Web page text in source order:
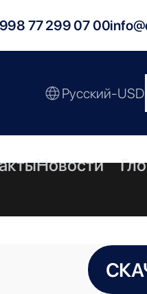
77 299 07 00
Русский-USD
Новости